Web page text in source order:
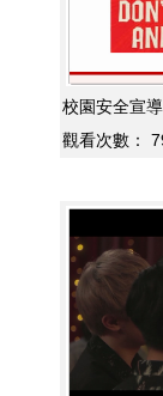
校園安全宣導
觀看次數：